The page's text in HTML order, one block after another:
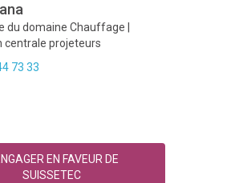
du domaine Chauffage |
centrale projeteurs
73 33
EN FAVEUR DE
SUISSETEC